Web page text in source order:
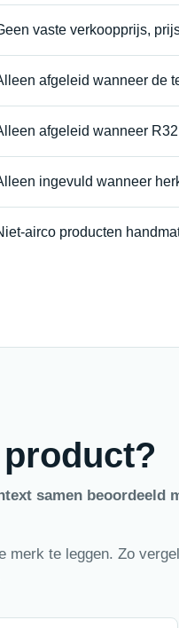
vaste verkoopprijs,
afgeleid wanneer de
afgeleid wanneer
ingevuld wanneer
airco producten
samen beoordeeld
merk te leggen. Zo